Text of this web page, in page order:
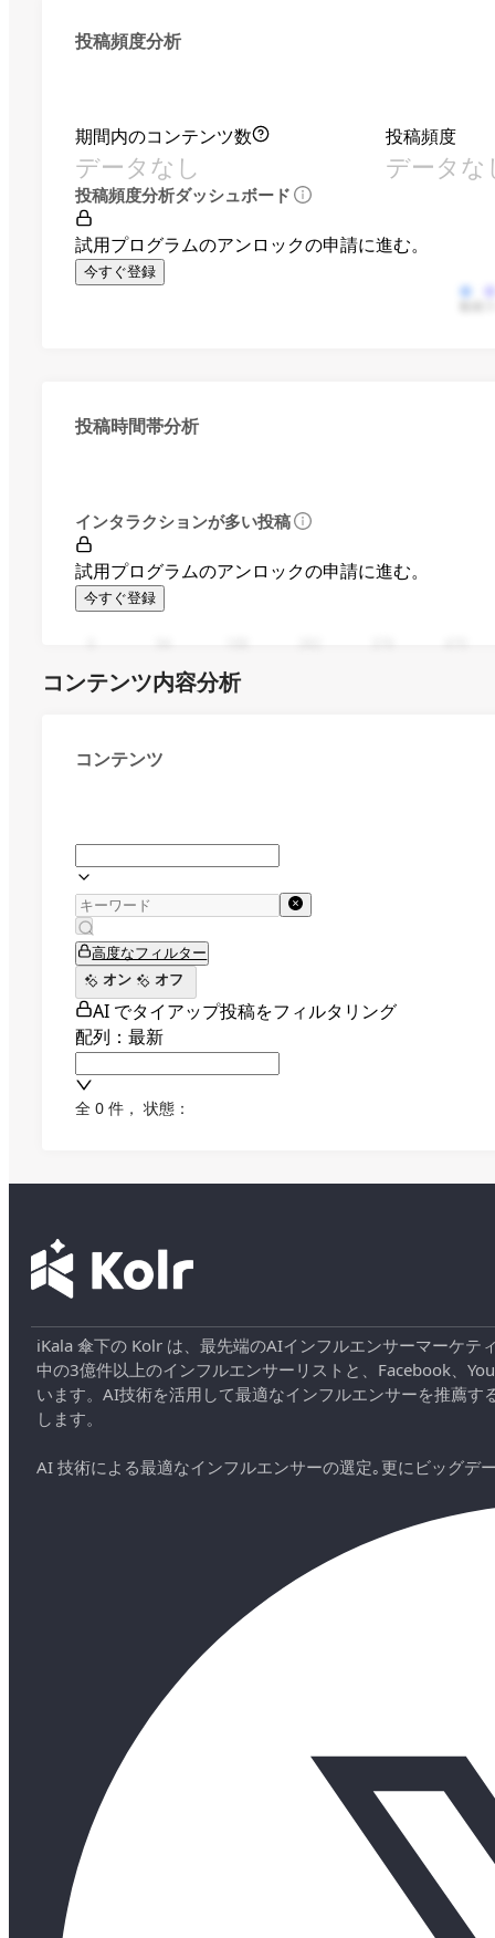
投稿頻度分析
期間内のコンテンツ数
データなし
投稿頻度
データな
投稿頻度分析ダッシュボード
試用プログラムのアンロックの申請に進む。
今すぐ登録
投稿時間帯分析
インタラクションが多い投稿
試用プログラムのアンロックの申請に進む。
今すぐ登録
コンテンツ内容分析
コンテンツ
高度なフィルター
オン
オフ
AI でタイアップ投稿をフィルタリング
配列：最新
全 0 件 ， 状態：
iKala 傘下の Kolr は、最先端のAIインフルエンサーマーケ
中の3億件以上のインフルエンサーリストと、Facebook、
います。AI技術を活用して最適なインフルエンサーを推薦
します。
AI 技術による最適なインフルエンサーの選定｡更にビッグデ